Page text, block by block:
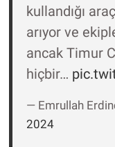
kullandığı
arıyor ve
ancak Timur
hiçbir…
— Emrullah
2024